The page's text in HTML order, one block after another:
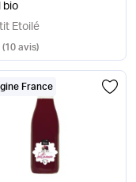
bio
Etoilé
sur 5
(10 avis)
France